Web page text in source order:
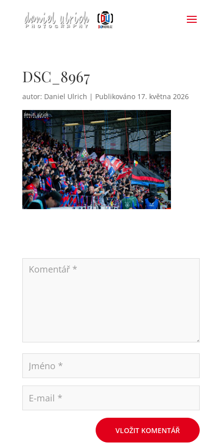
DSC_8967
autor: Daniel Ulrich | 17. května 2026